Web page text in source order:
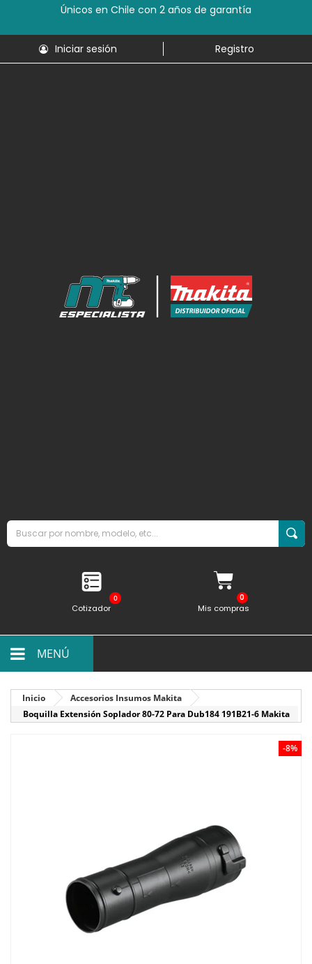
Únicos en Chile con 2 años de garantía
Iniciar sesión Registro
0
Cotizador Mis compras
MENÚ
Inicio
Accesorios Insumos Makita
Boquilla Extensión Soplador 80-72 Para Dub184 191B21-6 Makita
-8%